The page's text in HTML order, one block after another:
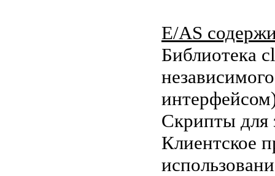
E/AS
Библиотека
Скрипты для
Клиентское